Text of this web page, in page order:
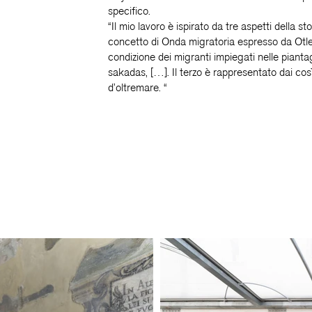
specifico.
“Il mio lavoro è ispirato da tre aspetti della
concetto di Onda migratoria espresso da
condizione dei migranti impiegati nelle
sakadas, […]. Il terzo è rappresentato dai
d’oltremare. “